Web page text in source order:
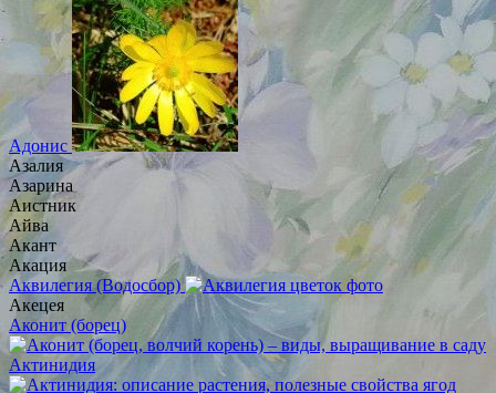
Адонис
Азалия
Азарина
Аистник
Айва
Акант
Акация
Аквилегия (Водосбор)
Акецея
Аконит (борец)
Актинидия